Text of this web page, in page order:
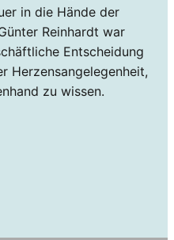
in die Hände der
Reinhardt war
Entscheidung
Herzensangelegenheit,
zu wissen.